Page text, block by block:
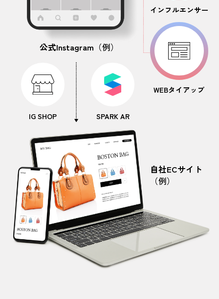
公式Instagram （例）
インフルエンサー
WEBタイアップ
IG SHOP SPARK AR
自社ECサイト
（例）